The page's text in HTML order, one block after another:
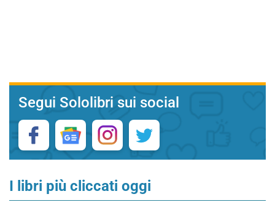
Segui Sololibri sui social
I libri più cliccati oggi